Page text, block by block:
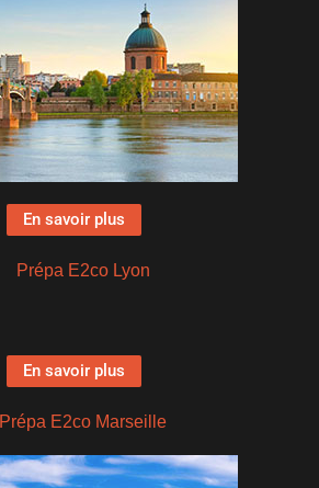
En savoir plus
Prépa E2co Lyon
En savoir plus
Prépa E2co Marseille